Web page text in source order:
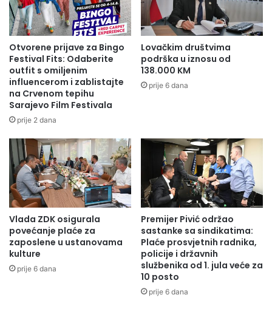
pušenja, izuzetno je opasan i tzv. dim iz treće ruke,
odnosno zaostali nikotin i hemikalije koje ostaju na odjeći i
na površinama nakon što neko puši u tom području.
U INZ-u preporučuju nekoliko savjeta koji će poboljšati
šanse za uspjeh, smanjiti nelagodu i koristiti vam je da ne
prestajete pušiti sami – tražite podršku od svojih bližnjih,
budite ustrajni u svojoj odluci. Obavijestite ljude u svojoj
blizini šta ste odlučili, kako bi vam bili podrška i navijali za
vas. Više vježbajte.
Fizička aktivnost oslobađa endorfine (“hormone ugode”) u
vašem mozgu, smanjujući stres i poboljšavajući
raspoloženje. Vaše tijelo će vam na tome biti zahvalno, a
vježbanje je posebno korisno u ovom izazovnom vremenu.
Na internetu postoji puno videozapisa o vježbama koje
možete raditi u svojoj dnevnoj sobi. Pokušajte s
meditacijom. Postoje brojni internetski izvori s uputama za
meditaciju. Ako vam to ne odgovara, pokušajte zatvoriti oči
Otvorene prijave za Bingo
Festival Fits: Odaberite
outfit s omiljenim
influencerom i zablistajte
na Crvenom tepihu
Sarajevo Film Festivala
prije 2 dana
Lovačkim društvima
podrška u iznosu od
138.000 KM
prije 6 dana
Vlada ZDK osigurala
povećanje plaće za
zaposlene u ustanovama
kulture
prije 6 dana
Premijer Pivić održao
sastanke sa sindikatima:
Plaće prosvjetnih radnika,
policije i državnih
službenika od 1. jula veće za
10 posto
prije 6 dana